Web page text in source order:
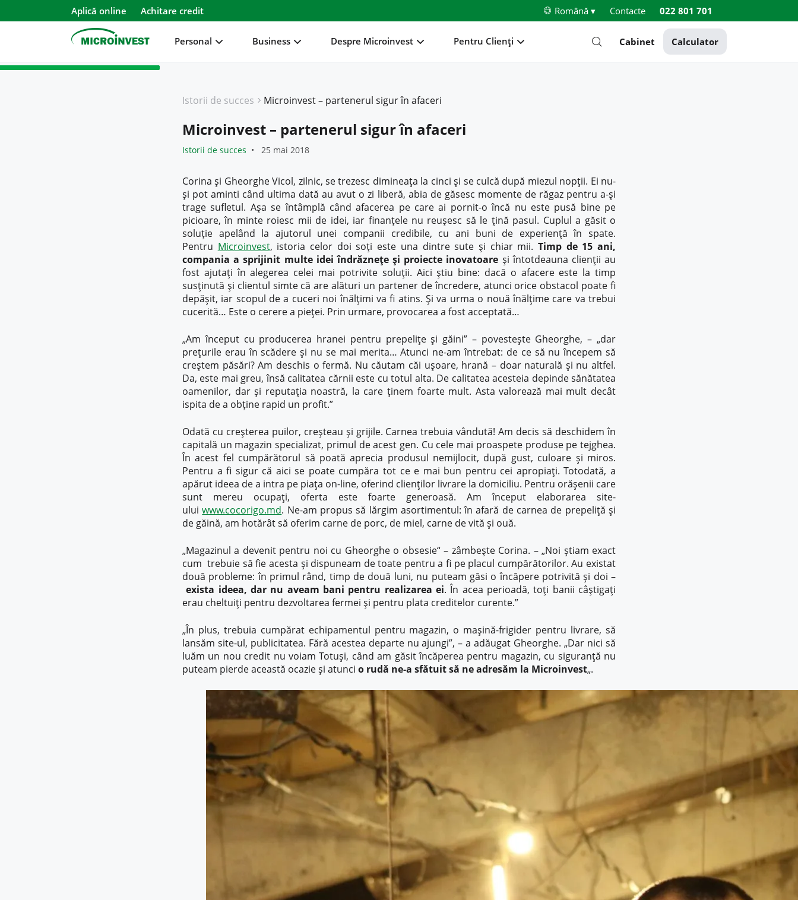
Aplică online Achitare credit Română ▾ Contacte 022 801 701
Personal Business Despre Microinvest Pentru Clienți Cabinet Calculator
Istorii de succes Microinvest – partenerul sigur în afaceri
Microinvest – partenerul sigur în afaceri
Istorii de succes 25 mai 2018
Corina și Gheorghe Vicol, zilnic, se trezesc dimineața la cinci și se culcă după miezul nopţii. Ei nu-
și pot aminti când ultima dată au avut o zi liberă, abia de găsesc momente de răgaz pentru a-și
trage sufletul. Așa se întâmplă când afacerea pe care ai pornit-o încă nu este pusă bine pe
picioare, în minte roiesc mii de idei, iar finanțele nu reușesc să le țină pasul. Cuplul a găsit o
soluție apelând la ajutorul unei companii credibile, cu ani buni de experiență în spate.
Pentru Microinvest, istoria celor doi soți este una dintre sute și chiar mii. Timp de 15 ani,
compania a sprijinit multe idei îndrăznețe și proiecte inovatoare și întotdeauna clienții au
fost ajutați în alegerea celei mai potrivite soluții. Aici știu bine: dacă o afacere este la timp
susținută și clientul simte că are alături un partener de încredere, atunci orice obstacol poate fi
depășit, iar scopul de a cuceri noi înălțimi va fi atins. Și va urma o nouă înălțime care va trebui
cucerită… Este o cerere a pieței. Prin urmare, provocarea a fost acceptată…
„Am început cu producerea hranei pentru prepelițe și găini” – povestește Gheorghe, – „dar
prețurile erau în scădere și nu se mai merita… Atunci ne-am întrebat: de ce să nu începem să
creștem păsări? Am deschis o fermă. Nu căutam căi ușoare, hrană – doar naturală și nu altfel.
Da, este mai greu, însă calitatea cărnii este cu totul alta. De calitatea acesteia depinde sănătatea
oamenilor, dar și reputația noastră, la care ținem foarte mult. Asta valorează mai mult decât
ispita de a obține rapid un profit.”
Odată cu creșterea puilor, creșteau și grijile. Carnea trebuia vândută! Am decis să deschidem în
capitală un magazin specializat, primul de acest gen. Cu cele mai proaspete produse pe tejghea.
În acest fel cumpărătorul să poată aprecia produsul nemijlocit, după gust, culoare și miros.
Pentru a fi sigur că aici se poate cumpăra tot ce e mai bun pentru cei apropiați. Totodată, a
apărut ideea de a intra pe piața on-line, oferind clienților livrare la domiciliu. Pentru orășenii care
sunt mereu ocupați, oferta este foarte generoasă. Am început elaborarea site-
uluiwww.cocorigo.md. Ne-am propus să lărgim asortimentul: în afară de carnea de prepeliță și
de găină, am hotărât să oferim carne de porc, de miel, carne de vită și ouă.
„Magazinul a devenit pentru noi cu Gheorghe o obsesie“ – zâmbește Corina. – „Noi știam exact
cum trebuie să fie acesta și dispuneam de toate pentru a fi pe placul cumpărătorilor. Au existat
două probleme: în primul rând, timp de două luni, nu puteam găsi o încăpere potrivită și doi –
exista ideea, dar nu aveam bani pentru realizarea ei. În acea perioadă, toți banii câștigați
erau cheltuiți pentru dezvoltarea fermei și pentru plata creditelor curente.”
„În plus, trebuia cumpărat echipamentul pentru magazin, o mașină-frigider pentru livrare, să
lansăm site-ul, publicitatea. Fără acestea departe nu ajungi”, – a adăugat Gheorghe. „Dar nici să
luăm un nou credit nu voiam Totuși, când am găsit încăperea pentru magazin, cu siguranță nu
puteam pierde această ocazie și atunci o rudă ne-a sfătuit să ne adresăm la Microinvest„.